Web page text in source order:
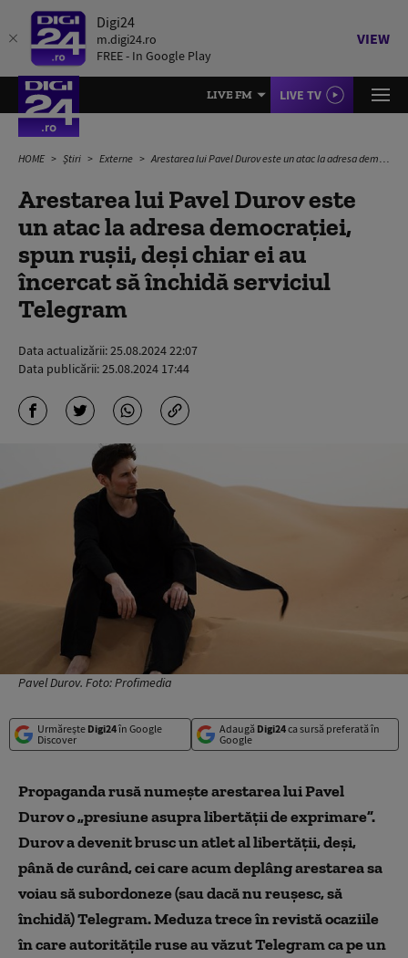
Digi24
m.digi24.ro
FREE - In Google Play
VIEW
LIVE FM LIVE TV
HOME Știri Externe Arestarea lui Pavel Durov este un atac la adresa democrației, spun rușii, deși chiar ei au încercat să închidă serviciul Telegram
Arestarea lui Pavel Durov este
un atac la adresa democrației,
spun rușii, deși chiar ei au
încercat să închidă serviciul
Telegram
Data actualizării:25.08.2024 22:07
Data publicării:25.08.2024 17:44
Pavel Durov. Foto: Profimedia
Urmărește Digi24în Google
Discover
Adaugă Digi24ca sursă preferată în
Google
Propaganda rusă numește arestarea lui Pavel
Durov o „presiune asupra libertății de exprimare”.
Durov a devenit brusc un atlet al libertății, deși,
până de curând, cei care acum deplâng arestarea sa
voiau să subordoneze (sau dacă nu reușesc, să
închidă) Telegram. Meduza trece în revistă ocaziile
în care autoritățile ruse au văzut Telegram ca pe un